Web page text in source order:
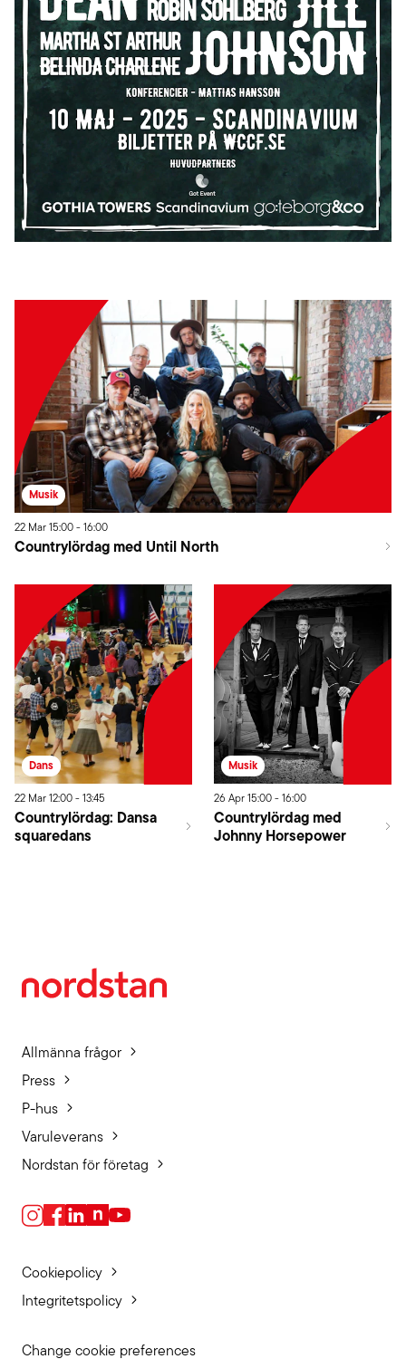
Musik
22 Mar15:00-16:00
Countrylördag med Until North
Dans
22 Mar12:00-13:45
Countrylördag: Dansa
squaredans
Musik
26 Apr15:00-16:00
Countrylördag med
Johnny Horsepower
Allmänna frågor
Press
P-hus
Varuleverans
Nordstan för företag
Cookiepolicy
Integritetspolicy
Change cookie preferences